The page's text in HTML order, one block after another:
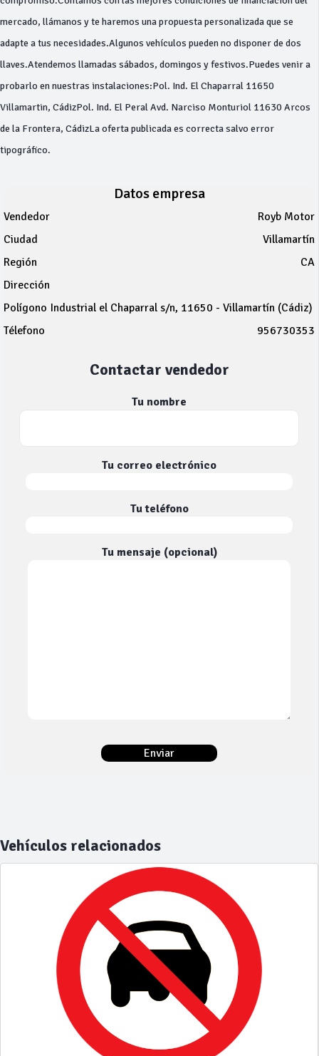
mercado, llámanos y te haremos una propuesta personalizada que se
adapte a tus necesidades.Algunos vehículos pueden no disponer de dos
llaves.Atendemos llamadas sábados, domingos y festivos.Puedes venir a
probarlo en nuestras instalaciones:Pol. Ind. El Chaparral 11650
Villamartin, CádizPol. Ind. El Peral Avd. Narciso Monturiol 11630 Arcos
de la Frontera, CádizLa oferta publicada es correcta salvo error
tipográfico.
Datos empresa
Vendedor
Royb Motor
Ciudad
Villamartín
Región
CA
Dirección
Polígono Industrial el Chaparral s/n, 11650 - Villamartín (Cádiz)
Télefono
956730353
Contactar vendedor
Tu nombre
Tu correo electrónico
Tu teléfono
Tu mensaje (opcional)
Vehículos relacionados